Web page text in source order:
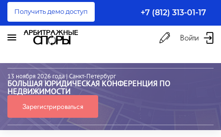
Получить демо доступ +7 (812) 313-01-17
Войти
13 ноября 2026 года | Санкт-Петербург
БОЛЬШАЯ ЮРИДИЧЕСКАЯ КОНФЕРЕНЦИЯ ПО
НЕДВИЖИМОСТИ
Зарегистрироваться